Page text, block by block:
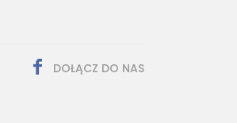
DOŁĄCZ DO NAS